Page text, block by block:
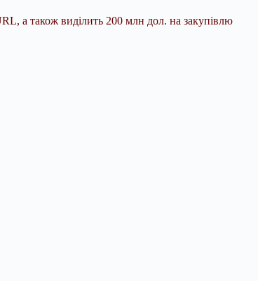
а також виділить 200 млн дол. на закупівлю